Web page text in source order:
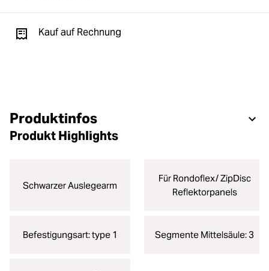
Kauf auf Rechnung
Produktinfos
Produkt Highlights
Schwarzer Auslegearm
Für Rondoflex/ ZipDisc
Reflektorpanels
Befestigungsart: type 1 Segmente Mittelsäule: 3